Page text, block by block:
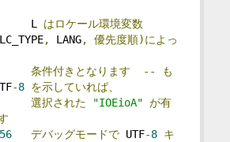
はロケール環境変数
, LANG,
優先度順)によっ
条件付きとなります
--
も
-8 を示していれば、
選択された
"IOEioA" が有
デバッグモードで UTF-8 キ